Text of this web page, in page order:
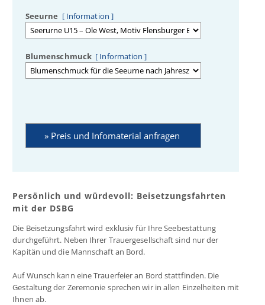
Seeurne [ Information ]
Blumenschmuck[ Information ]
Persönlich und würdevoll: Beisetzungsfahrten
mit der DSBG
Die Beisetzungsfahrt wird exklusiv für Ihre Seebestattung
durchgeführt. Neben Ihrer Trauergesellschaft sind nur der
Kapitän und die Mannschaft an Bord.
Auf Wunsch kann eine Trauerfeier an Bord stattfinden. Die
Gestaltung der Zeremonie sprechen wir in allen Einzelheiten mit
Ihnen ab.